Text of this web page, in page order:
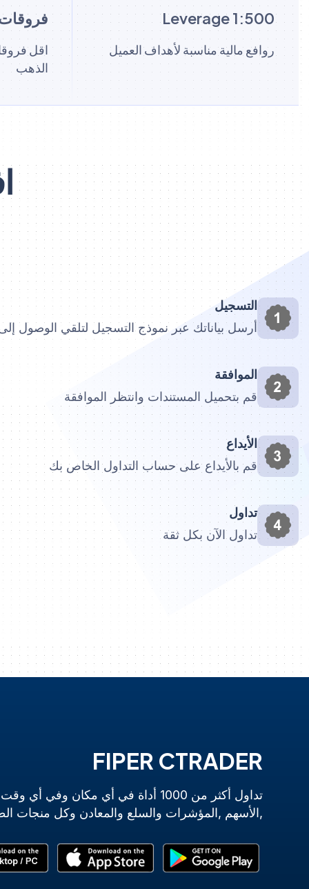
Leverage 1:500
روافع مالية مناسبة لأهداف العميل
اقل
الذهب
التسجيل
أرسل بياناتك عبر نموذج التسجيل لتلقي الوصول
الموافقة
قم بتحميل المستندات وانتظر الموافقة
الأيداع
قم بالأيداع على حساب التداول الخاص بك
تداول
تداول الآن بكل ثقة
FIPER CTRADER
تداول أكثر من 1000 أداة في أي مكان
,الأسهم ,المؤشرات والسلع والمعادن وكل منجات